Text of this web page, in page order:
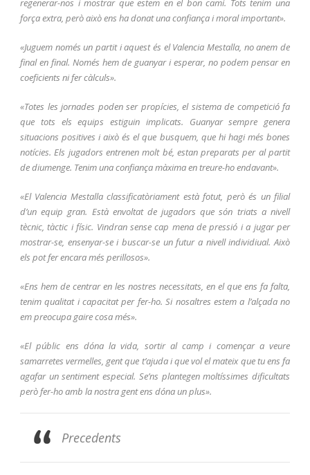
regenerar-nos i mostrar que estem en el bon camí. Tots tenim una
força extra, però això ens ha donat una confiança i moral important».
«Juguem només un partit i aquest és el Valencia Mestalla, no anem de
final en final. Només hem de guanyar i esperar, no podem pensar en
coeficients ni fer càlculs».
«Totes les jornades poden ser propícies, el sistema de competició fa
que tots els equips estiguin implicats. Guanyar sempre genera
situacions positives i això és el que busquem, que hi hagi més bones
notícies. Els jugadors entrenen molt bé, estan preparats per al partit
de diumenge. Tenim una confiança màxima en treure-ho endavant».
«El Valencia Mestalla classificatòriament està fotut, però és un filial
d’un equip gran. Està envoltat de jugadors que són triats a nivell
tècnic, tàctic i físic. Vindran sense cap mena de pressió i a jugar per
mostrar-se, ensenyar-se i buscar-se un futur a nivell individiual. Això
els pot fer encara més perillosos».
«Ens hem de centrar en les nostres necessitats, en el que ens fa falta,
tenim qualitat i capacitat per fer-ho. Si nosaltres estem a l’alçada no
em preocupa gaire cosa més».
«El públic ens dóna la vida, sortir al camp i començar a veure
samarretes vermelles, gent que t’ajuda i que vol el mateix que tu ens fa
agafar un sentiment especial. Se’ns plantegen moltíssimes dificultats
però fer-ho amb la nostra gent ens dóna un plus».
Precedents